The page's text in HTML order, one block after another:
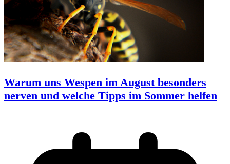
Warum uns Wespen im August besonders
nerven und welche Tipps im Sommer helfen